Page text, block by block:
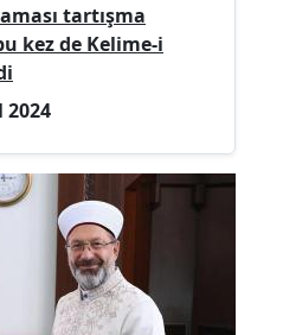
tartışma
kez de Kelime-i
2024